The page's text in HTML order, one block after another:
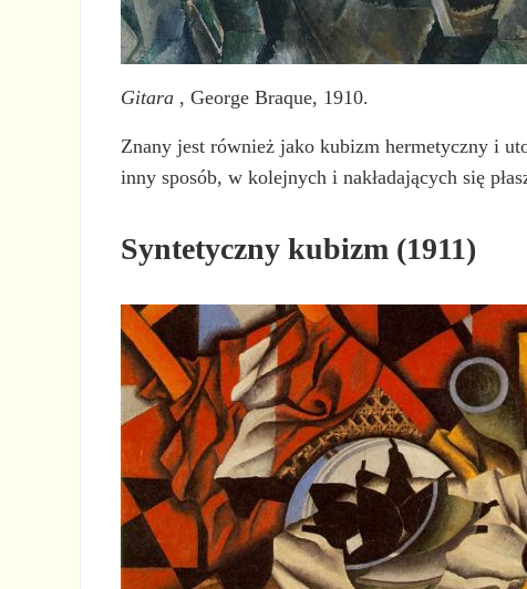
Gitara , George Braque, 1910.
Znany jest również jako kubizm hermetyczny i
inny sposób, w kolejnych i nakładających się
Syntetyczny kubizm (1911)